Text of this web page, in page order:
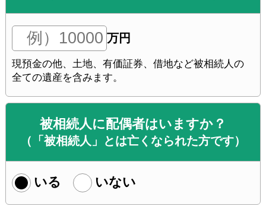
万円
現預金の他、 土地、 有価証券、 借地など被相続人の
全ての遺産を含みます。
被相続人 に配偶者はいますか？
（「被相続人」 とは亡くなられた方です）
いる いない